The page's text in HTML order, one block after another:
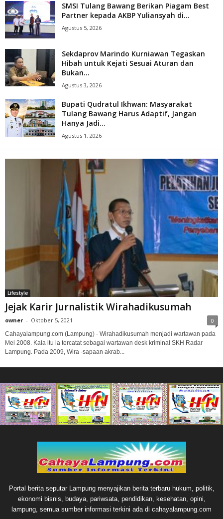
SMSI Tulang Bawang Berikan Piagam Best
Partner kepada AKBP Yuliansyah di...
Agustus 5, 2026
Sekdaprov Marindo Kurniawan Tegaskan
Hibah untuk Kejati Sesuai Aturan dan
Bukan...
Agustus 3, 2026
Bupati Qudratul Ikhwan: Masyarakat
Tulang Bawang Harus Adaptif, Jangan
Hanya Jadi...
Agustus 1, 2026
Lifestyle
Jejak Karir Jurnalistik Wirahadikusumah
owner - Oktober 5, 2021 0
Cahayalampung.com (Lampung) - Wirahadikusumah menjadi wartawan pada
Mei 2008. Kala itu ia tercatat sebagai wartawan desk kriminal SKH Radar
Lampung. Pada 2009, Wira -sapaan akrab...
Portal berita seputar Lampung menyajikan berita terbaru hukum, politik,
ekonomi bisnis, budaya, pariwsata, pendidikan, kesehatan, opini,
lampung, semua sumber informasi terkini ada di cahayalampung.com